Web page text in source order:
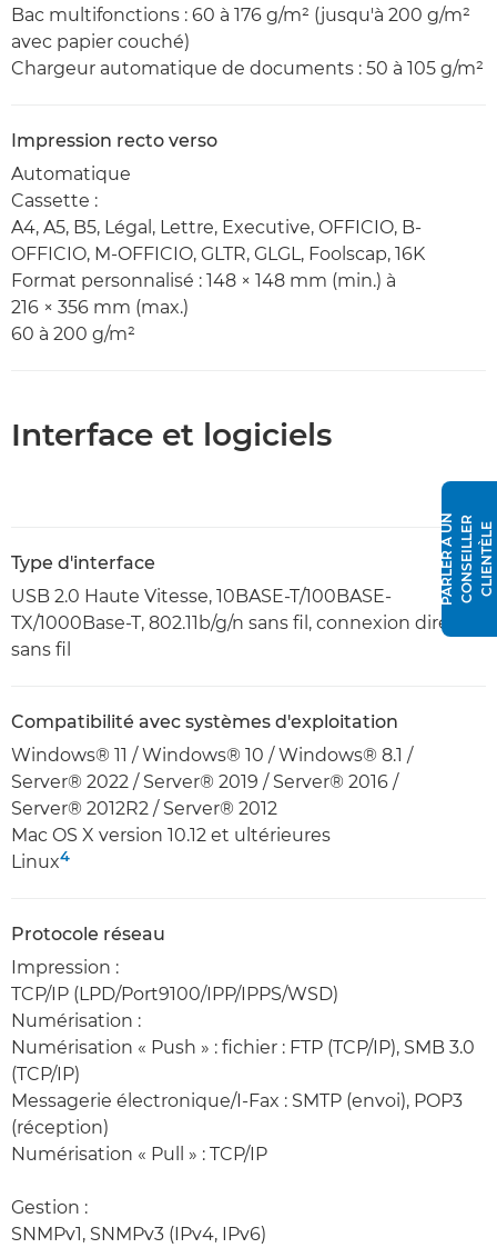
Bac multifonctions : 60 à 176 g/m² (jusqu'à 200 g/m²
avec papier couché)
Chargeur automatique de documents : 50 à 105 g/m²
Impression recto verso
Automatique
Cassette :
A4, A5, B5, Légal, Lettre, Executive, OFFICIO, B-
OFFICIO, M-OFFICIO, GLTR, GLGL, Foolscap, 16K
Format personnalisé : 148 × 148 mm (min.) à
216 × 356 mm (max.)
60 à 200 g/m²
Interface et logiciels
Type d'interface
USB 2.0 Haute Vitesse, 10BASE-T/100BASE-
TX/1000Base-T, 802.11b/g/n sans fil, connexion directe
sans fil
Compatibilité avec systèmes d'exploitation
Windows® 11 / Windows® 10 / Windows® 8.1 /
Server® 2022 / Server® 2019 / Server® 2016 /
Server® 2012R2 / Server® 2012
Mac OS X version 10.12 et ultérieures
Linux4
Protocole réseau
Impression :
TCP/IP (LPD/Port9100/IPP/IPPS/WSD)
Numérisation :
Numérisation « Push » : fichier : FTP (TCP/IP), SMB 3.0
(TCP/IP)
Messagerie électronique/I-Fax : SMTP (envoi), POP3
(réception)
Numérisation « Pull » : TCP/IP
Gestion :
SNMPv1, SNMPv3 (IPv4, IPv6)
P
A
R
L
E
R
À U
N
C
O
N
S
E
I
L
L
E
R
C
L
I
E
N
T
È
L E